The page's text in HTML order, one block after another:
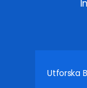
Utforska